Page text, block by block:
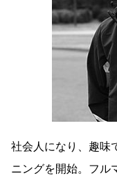
社会人になり、趣味
ニングを開始。フル